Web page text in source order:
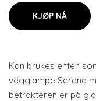
KJØP NÅ
Kan brukes enten
vegglampe Serena
betrakteren er på